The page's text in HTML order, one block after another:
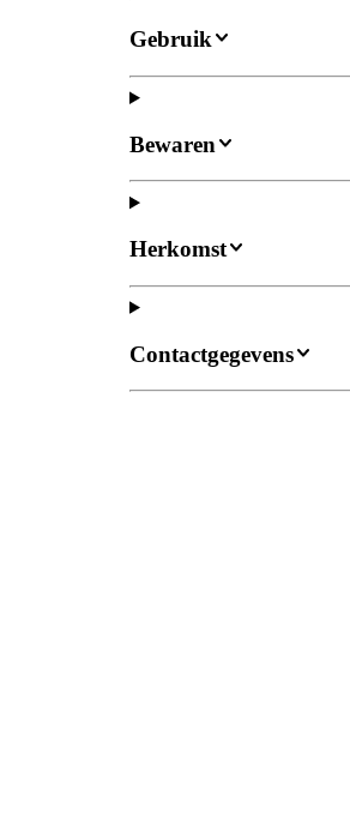
Gebruik
Bewaren
Herkomst
Contactgegevens